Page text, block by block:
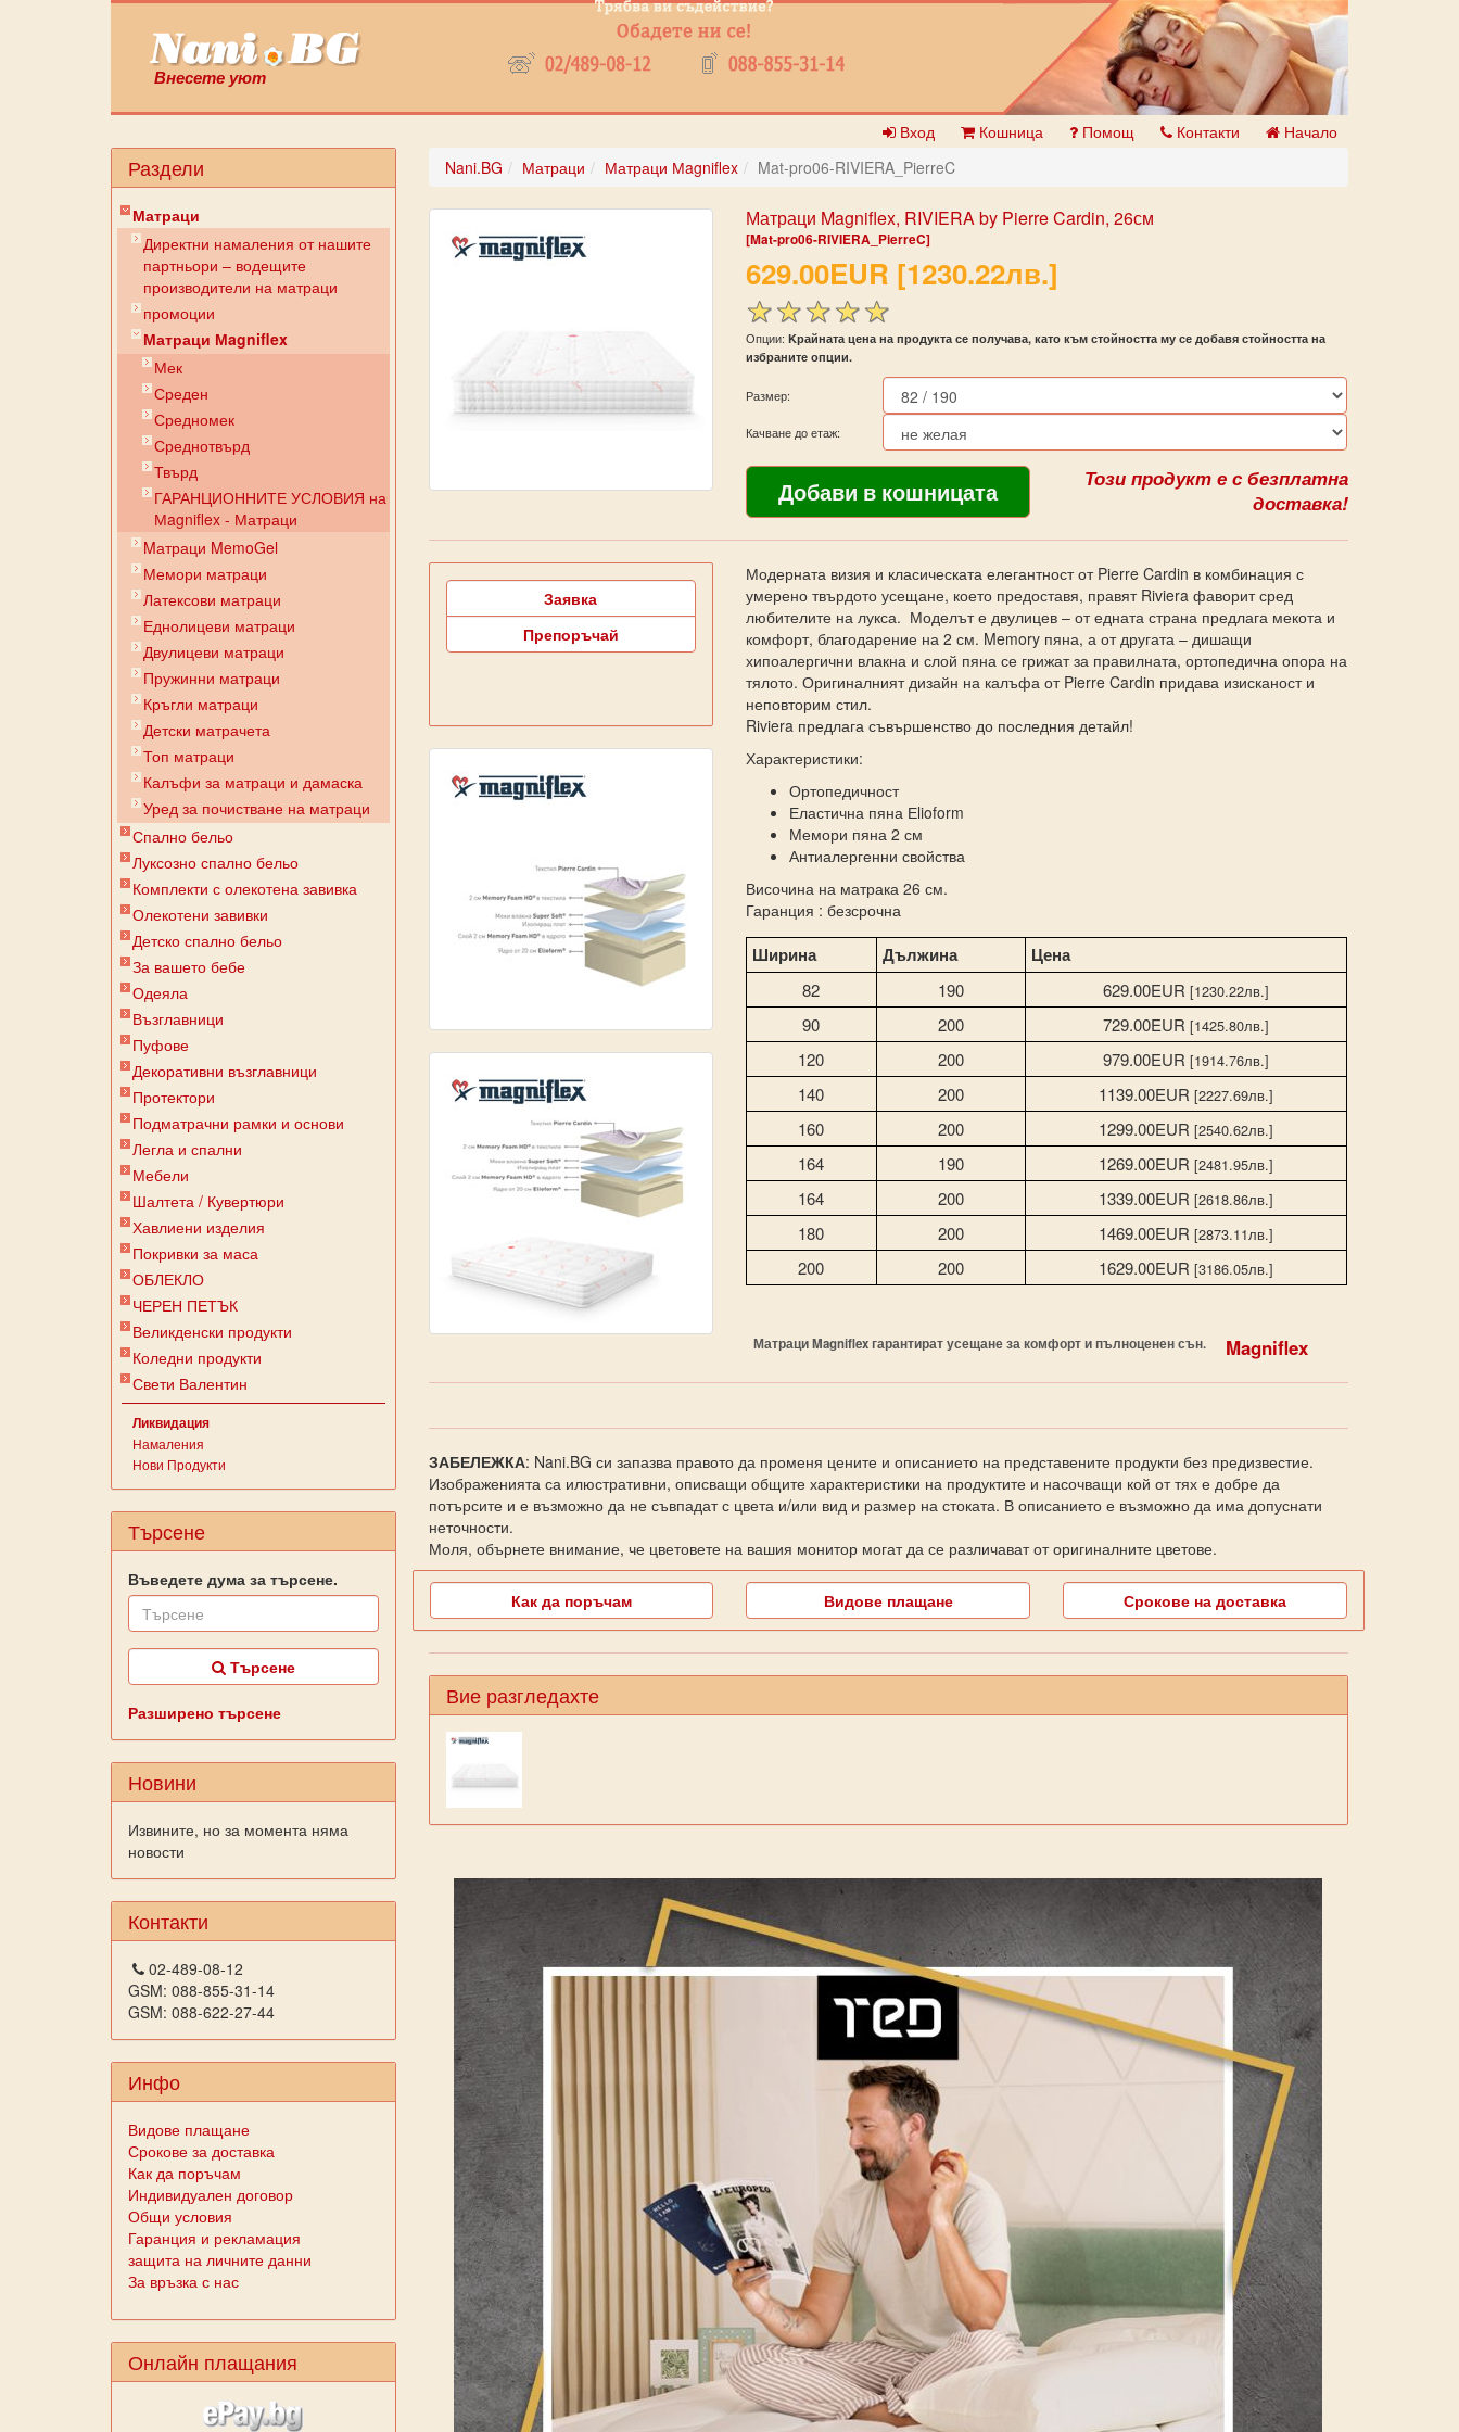
Внесете уют
Вход Кошница Помощ Контакти Начало
Раздели
Матраци
Директни намаления от нашите
партньори – водещите
производители на матраци
промоции
Матраци Мagniflex
Мек
Среден
Средномек
Среднотвърд
Твърд
ГАРАНЦИОННИТЕ УСЛОВИЯ на
Мagniflex - Матраци
Mатраци MemoGel
Мемори матраци
Латексови матраци
Еднолицеви матраци
Двулицеви матраци
Пружинни матраци
Кръгли матраци
Детски матрачета
Топ матраци
Калъфи за матраци и дамаска
Уред за почистване на матраци
Спално бельо
Луксозно спално бельо
Комплекти с олекотена завивка
Олекотени завивки
Детско спално бельо
За вашето бебе
Одеяла
Възглавници
Пуфове
Декоративни възглавници
Протектори
Подматрачни рамки и основи
Легла и спални
Мебели
Шалтета / Кувертюри
Хавлиени изделия
Покривки за маса
ОБЛЕКЛО
ЧЕРЕН ПЕТЪК
Великденски продукти
Коледни продукти
Свети Валентин
Ликвидация
Намаления
Нови Продукти
Търсене
Въведете дума за търсене.
Търсене
Разширено търсене
Новини
Извините, но за момента няма
новости
Контакти
02-489-08-12
GSM: 088-855-31-14
GSM: 088-622-27-44
Инфо
Видове плащане
Срокове за доставка
Как да поръчам
Индивидуален договор
Общи условия
Гаранция и рекламация
защита на личните данни
За връзка с нас
Онлайн плащания
Nani.BG Матраци Матраци Мagniflex Mat-pro06-RIVIERA_PierreC
Матраци Magniflex, RIVIERA by Pierre Cardin, 26см
[Mat-pro06-RIVIERA_PierreC]
629.00EUR [1230.22лв.]
Опции: Kрайната цена на продукта се получава, като към стойността му се добавя стойността на
избраните опции.
Размер:
Качване до етаж:
Този продукт е с безплатна
доставка!
Заявка
Препоръчай
Модерната визия и класическата елегантност от Pierre Cardin в комбинация с
умерено твърдото усещане, което предоставя, правят Riviera фаворит сред
любителите на лукса. Моделът е двулицев – от едната страна предлага мекота и
комфорт, благодарение на 2 см. Memory пяна, а от другата – дишащи
хипоалергични влакна и слой пяна се грижат за правилната, ортопедична опора на
тялото. Оригиналният дизайн на калъфа от Pierre Cardin придава изисканост и
неповторим стил.
Riviera предлага съвършенство до последния детайл!
Характеристики:
Ортопедичност
Еластична пяна Еlioform
Мемори пяна 2 см
Антиалергенни свойства
Височина на матрака 26 см.
Гаранция : безсрочна
Ширина Дължина Цена
82 190 629.00EUR [1230.22лв.]
90 200 729.00EUR [1425.80лв.]
120 200 979.00EUR [1914.76лв.]
140 200 1139.00EUR [2227.69лв.]
160 200 1299.00EUR [2540.62лв.]
164 190 1269.00EUR [2481.95лв.]
164 200 1339.00EUR [2618.86лв.]
180 200 1469.00EUR [2873.11лв.]
200 200 1629.00EUR [3186.05лв.]
Матраци Magniflex гарантират усещане за комфорт и пълноценен сън. Magniflex
ЗАБЕЛЕЖКА: Nani.BG си запазва правото да променя цените и описанието на представените продукти без предизвестие.
Изображенията са илюстративни, описващи общите характеристики на продуктите и насочващи кой от тях е добре да
потърсите и е възможно да не съвпадат с цвета и/или вид и размер на стоката. В описанието е възможно да има допуснати
неточности.
Моля, обърнете внимание, че цветовете на вашия монитор могат да се различават от оригиналните цветове.
Как да поръчам Видове плащане Срокове на доставка
Вие разгледахте